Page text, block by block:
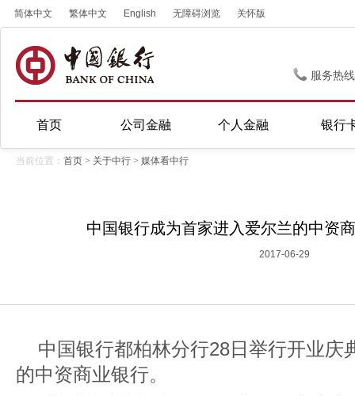
简体中文 繁体中文 English 无障碍浏览 关怀版
服务热
首页 公司金融 个人金融 银行
当前位置： 首页 > 关于中行 > 媒体看中行
中国银行成为首家进入爱尔兰的中资
2017-06-29
中国银行都柏林分行28日举行开业庆
的中资商业银行。